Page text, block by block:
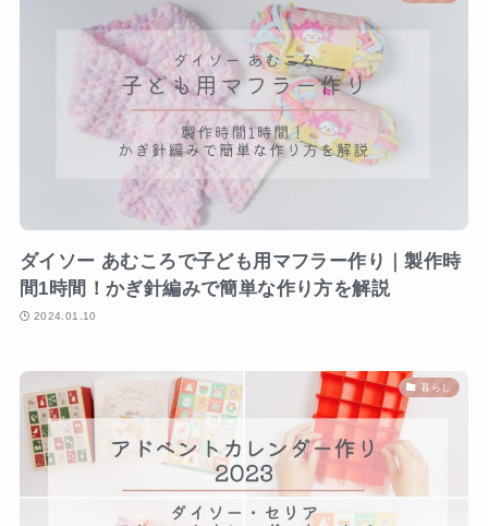
ダイソー あむころで子ども用マフラー作り｜製作時
間1時間！かぎ針編みで簡単な作り方を解説
2024.01.10
暮らし